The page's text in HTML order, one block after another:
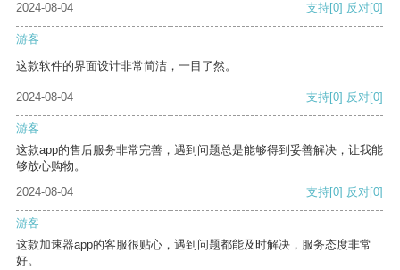
2024-08-04
支持[0] 反对[0]
游客
这款软件的界面设计非常简洁，一目了然。
2024-08-04 支持[0] 反对[0]
游客
这款app的售后服务非常完善，遇到问题总是能够得到妥善解决，让我能
够放心购物。
2024-08-04
支持[0] 反对[0]
游客
这款加速器app的客服很贴心，遇到问题都能及时解决，服务态度非常
好。